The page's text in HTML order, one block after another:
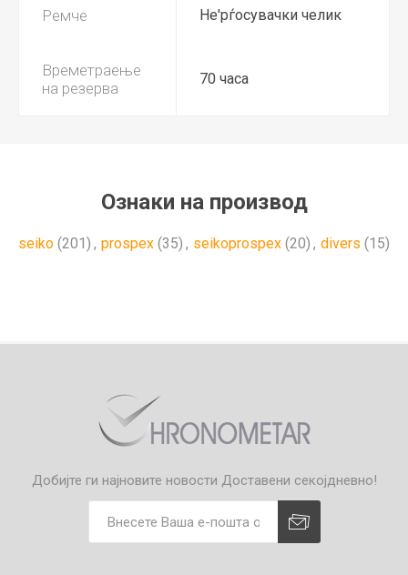
Ремче Не'рѓосувачки челик
Времетраење
на резерва
70 часа
Ознаки на производ
seiko (201) , prospex (35) , seikoprospex (20) , divers (15)
Добијте ги најновите новости Доставени секојдневно!